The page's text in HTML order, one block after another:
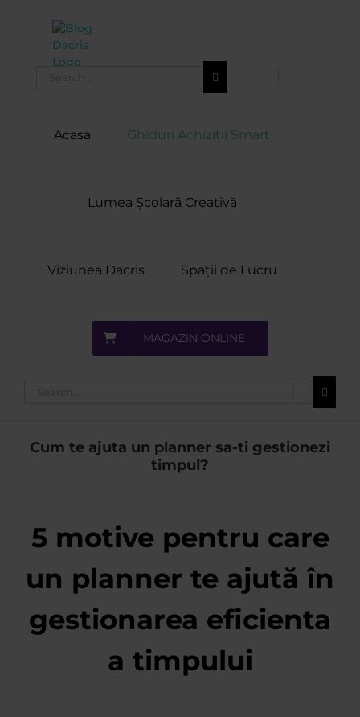
Acasa Ghiduri Achiziții Smart
Lumea Școlară Creativă
Viziunea Dacris Spații de Lucru
MAGAZIN ONLINE
Cum te ajuta un planner sa-ti gestionezi
timpul?
5 motive pentru care
un planner te ajută în
gestionarea eficienta
a timpului